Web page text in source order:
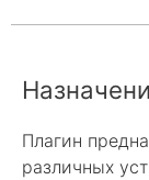
Плагин
различных